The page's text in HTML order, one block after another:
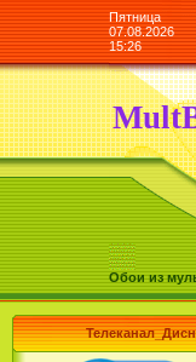
Пятница
07.08.2026
15:26
Обои из